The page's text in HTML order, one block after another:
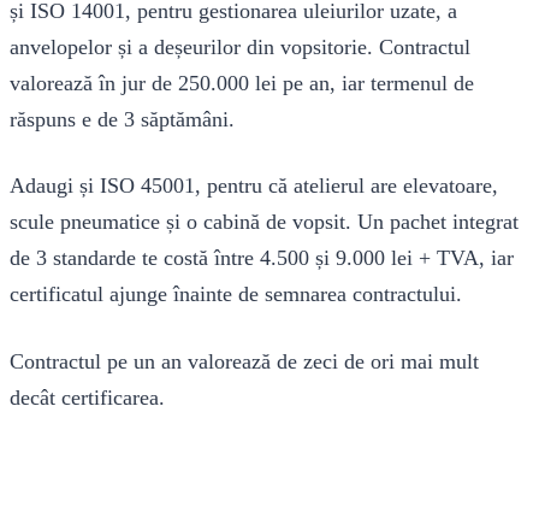
și ISO 14001, pentru gestionarea uleiurilor uzate, a
anvelopelor și a deșeurilor din vopsitorie. Contractul
valorează în jur de 250.000 lei pe an, iar termenul de
răspuns e de 3 săptămâni.
Adaugi și ISO 45001, pentru că atelierul are elevatoare,
scule pneumatice și o cabină de vopsit. Un pachet integrat
de 3 standarde te costă între 4.500 și 9.000 lei + TVA, iar
certificatul ajunge înainte de semnarea contractului.
Contractul pe un an valorează de zeci de ori mai mult
decât certificarea.